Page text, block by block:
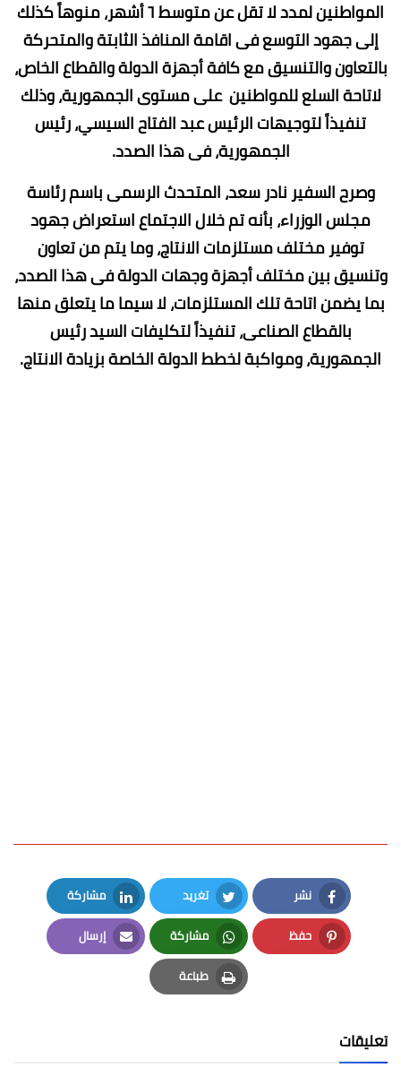
المواطنين لمدد لا تقل عن متوسط ٦ أشهر، منوهاً كذلك
إلى جهود التوسع فى اقامة المنافذ الثابتة والمتحركة
بالتعاون والتنسيق مع كافة أجهزة الدولة والقطاع الخاص،
لاتاحة السلع للمواطنين على مستوى الجمهورية، وذلك
تنفيذاً لتوجيهات الرئيس عبد الفتاح السيسي، رئيس
الجمهورية، فى هذا الصدد.
وصرح السفير نادر سعد، المتحدث الرسمى باسم رئاسة
مجلس الوزراء، بأنه تم خلال الاجتماع استعراض جهود
توفير مختلف مستلزمات الانتاج، وما يتم من تعاون
وتنسيق بين مختلف أجهزة وجهات الدولة فى هذا الصدد،
بما يضمن اتاحة تلك المستلزمات، لا سيما ما يتعلق منها
بالقطاع الصناعى، تنفيذاً لتكليفات السيد رئيس
الجمهورية، ومواكبة لخطط الدولة الخاصة بزيادة الانتاج.
نشر
Facebook
تغريد
Twitter
مشاركة
LinkedIn
حفظ
Pinterest
مشاركة
Whatsapp
إرسال
Email
طباعة
Print
تعليقات